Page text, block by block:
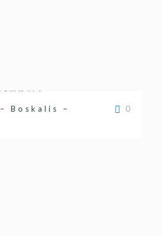
Boskalis –
0